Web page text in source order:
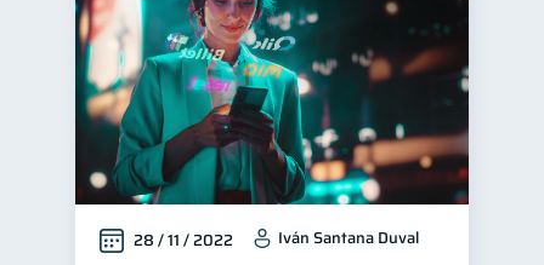
28 / 11 / 2022 Iván Santana Duval